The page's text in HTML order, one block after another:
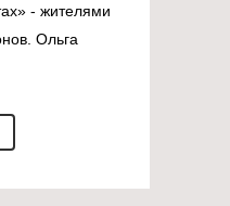
- жителями
Ольга